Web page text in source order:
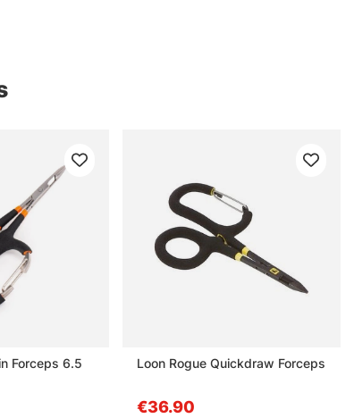
Forceps 6.5 Loon Rogue Quickdraw Forceps
€36.90